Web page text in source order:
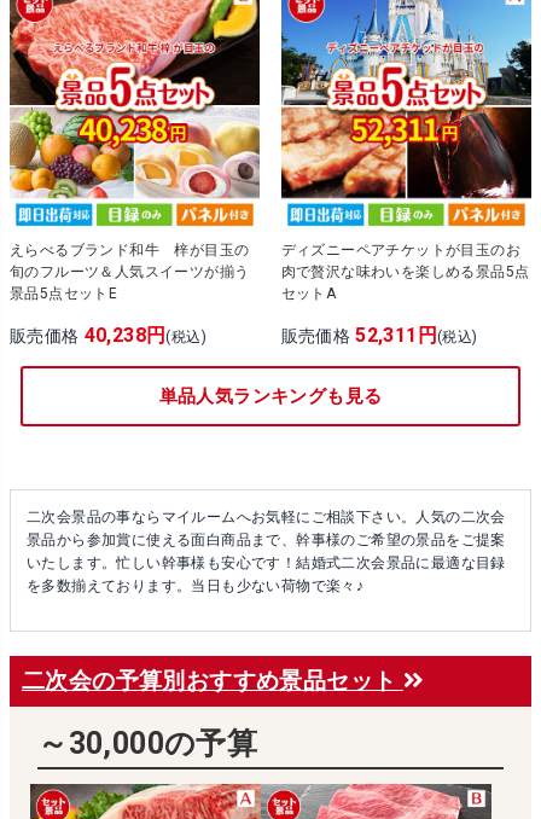
えらべるブランド和牛 梓が目玉の
旬のフルーツ＆人気スイーツが揃う
景品5点セットE
販売価格 40,238円(税込)
ディズニーペアチケットが目玉のお
肉で贅沢な味わいを楽しめる景品5点
セットA
販売価格 52,311円(税込)
単品人気ランキングも見る
二次会景品の事ならマイルームへお気軽にご相談下さい。人気の二次会
景品から参加賞に使える面白商品まで、幹事様のご希望の景品をご提案
いたします。忙しい幹事様も安心です！結婚式二次会景品に最適な目録
を多数揃えております。当日も少ない荷物で楽々♪
二次会の予算別おすすめ景品セット
～30,000の予算